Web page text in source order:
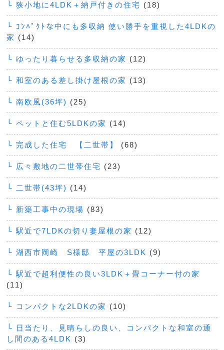
└ 狭小地に4LDK＋納戸付きの住宅 (18)
└ ｺﾝﾊﾟｸﾄな中にも多収納 使い勝手を重視した4LDKの
家 (14)
└ ゆったり暮らせる多収納の家 (12)
└ 和室のある差し掛け屋根の家 (13)
└ 南欧風(36坪) (25)
└ ペットと住む5LDKの家 (14)
└ 完成した住宅 【二世帯】 (68)
└ 広々敷地の二世帯住宅 (23)
└ 二世帯(43坪) (14)
└ 新築工事中の現場 (83)
└ 駅近で7LDKの切り妻屋根の家 (12)
└ 湖西市岡崎 S様邸 平屋の3LDK (9)
└ 駅近で超利便性の良い3LDK＋畳コーナー付の家
(11)
└ コンパクトな2LDKの家 (10)
└ 日当たり、見晴らしの良い、コンパクトな和室の通
し間のある4LDK (3)